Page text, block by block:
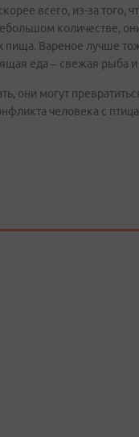
всего, из-за того,
количестве,
Вареное лучше
еда – свежая рыба и
они могут
человека с